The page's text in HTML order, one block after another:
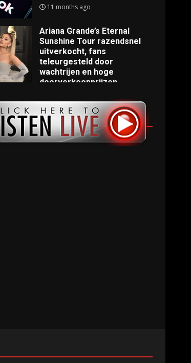
11 months ago
Ariana Grande’s Eternal
Sunshine Tour razendsnel
uitverkocht, fans
teleurgesteld door
wachtrijen en hoge
doorverkoopprijzen